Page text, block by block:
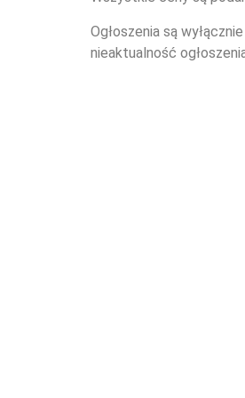
Ogłoszenia są
nieaktualność